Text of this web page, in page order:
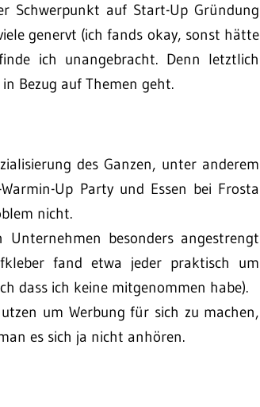
Schwerpunkt auf Start-Up Gründung
genervt (ich fands okay, sonst hätte
ich unangebracht. Denn letztlich
Bezug auf Themen geht.
des Ganzen, unter anderem
Up Party und Essen bei Frosta
nicht.
besonders angestrengt
fand etwa jeder praktisch um
dass ich keine mitgenommen habe).
um Werbung für sich zu machen,
es sich ja nicht anhören.